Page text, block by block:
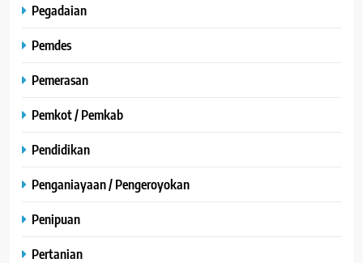
Pegadaian
Pemdes
Pemerasan
Pemkot / Pemkab
Pendidikan
Penganiayaan / Pengeroyokan
Penipuan
Pertanian